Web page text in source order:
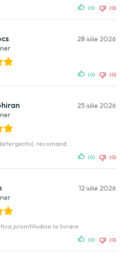
(0) (0)
28 iulie 2026
(0) (0)
25 iulie 2026
recomand.
(0) (0)
12 iulie 2026
la livrare.
(0) (0)